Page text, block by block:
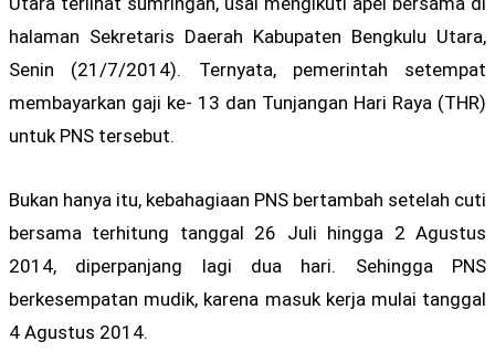
halaman Sekretaris Daerah Kabupaten Bengkulu Utara,
Senin (21/7/2014). Ternyata, pemerintah setempat
membayarkan gaji ke- 13 dan Tunjangan Hari Raya (THR)
untuk PNS tersebut.
Bukan hanya itu, kebahagiaan PNS bertambah setelah cuti
bersama terhitung tanggal 26 Juli hingga 2 Agustus
2014, diperpanjang lagi dua hari. Sehingga PNS
berkesempatan mudik, karena masuk kerja mulai tanggal
4 Agustus 2014.